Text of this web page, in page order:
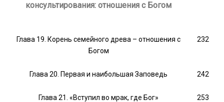
консультирования: отношения с Богом
Глава 19. Корень семейного древа – отношения с
Богом
232
Глава 20. Первая и наибольшая Заповедь 242
Глава 21. «Вступил во мрак, где Бог» 253